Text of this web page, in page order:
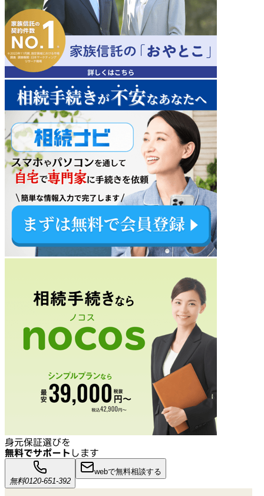
身元保証選びを
無料でサポート します
無料0120-651-392
webで無料相談する